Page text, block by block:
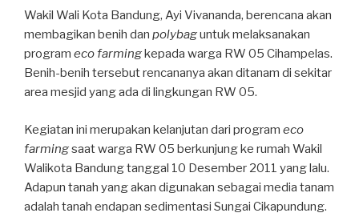
Wakil Wali Kota Bandung, Ayi Vivananda, berencana akan
membagikan benih dan polybaguntuk melaksanakan
program eco farmingkepada warga RW 05 Cihampelas.
Benih-benih tersebut rencananya akan ditanam di sekitar
area mesjid yang ada di lingkungan RW 05.
Kegiatan ini merupakan kelanjutan dari program eco
farmingsaat warga RW 05 berkunjung ke rumah Wakil
Walikota Bandung tanggal 10 Desember 2011 yang lalu.
Adapun tanah yang akan digunakan sebagai media tanam
adalah tanah endapan sedimentasi Sungai Cikapundung.